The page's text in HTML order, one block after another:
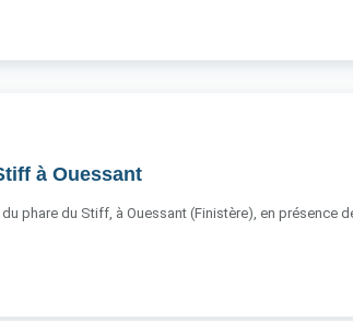
à Ouessant
phare du Stiff, à Ouessant (Finistère), en présence